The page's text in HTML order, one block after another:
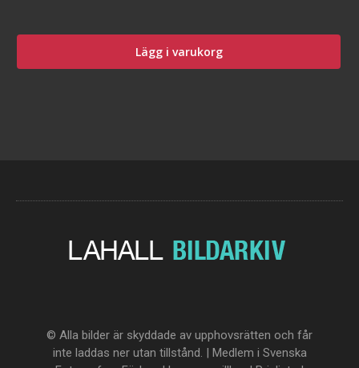
Lägg i varukorg
© Alla bilder är skyddade av upphovsrätten och får
inte laddas ner utan tillstånd. | Medlem i Svenska